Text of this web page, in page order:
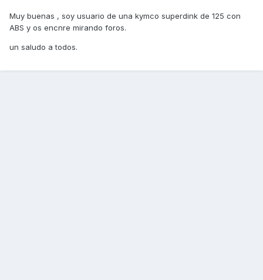
Muy buenas , soy usuario de una kymco superdink de 125 con
ABS y os encnre mirando foros.
un saludo a todos.